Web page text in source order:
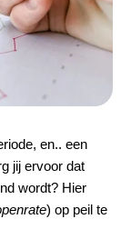
en.. een
jij ervoor dat
wordt? Hier
) op peil te